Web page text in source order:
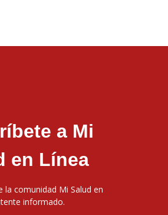
a Mi
en Línea
la comunidad Mi Salud en
informado.